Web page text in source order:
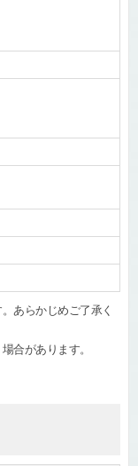
あらかじめご了承く
合があります。